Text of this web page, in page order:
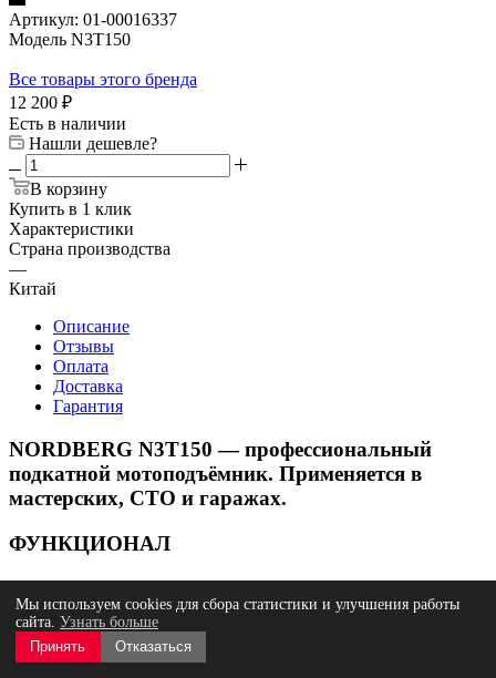
Артикул: 01-00016337
Модель N3T150
Все товары этого бренда
12 200 ₽
Есть в наличии
Нашли дешевле?
В корзину
Купить в 1 клик
Характеристики
Страна производства
—
Китай
Описание
Отзывы
Оплата
Доставка
Гарантия
NORDBERG N3T150 — профессиональный
подкатной мотоподъёмник. Применяется в
мастерских, СТО и гаражах.
ФУНКЦИОНАЛ
Платформенный подъёмник, предназначенный для подъёма и
фиксации мотоциклов и другого двухколёсного транспорта
при проведении технического обслуживания и ремонтных
работ.
Мы используем cookies для сбора статистики и улучшения работы
сайта. Узнать больше
Принять
Отказаться